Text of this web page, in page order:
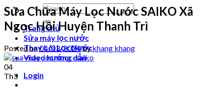
Search
for:
Trang chủ
Sửa máy lọc nước
Thay Lõi Lọc Nước
Video hướng dẫn
Login
Sửa Chữa Máy Lọc Nước SAIKO Xã
Ngọc Hồi Huyện Thanh Trì
Posted on04/03/2024bykhang khang
04
Th3